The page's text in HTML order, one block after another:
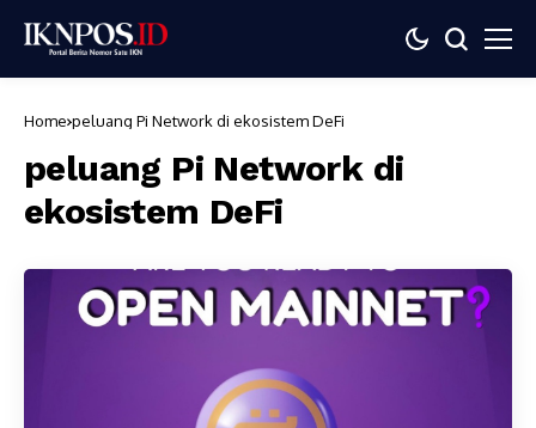
Home peluang Pi Network di ekosistem DeFi
peluang Pi Network di
ekosistem DeFi